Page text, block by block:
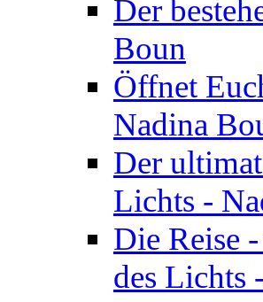
Der
Boun
Öffnet
Nadina
Der
Lichts -
Die Reise
des Lichts